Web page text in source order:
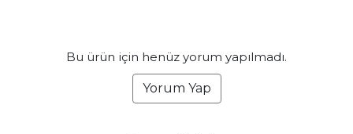
Bu ürün için henüz yorum yapılmadı.
Yorum Yap